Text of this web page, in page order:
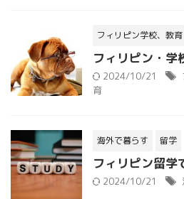
フィリピン学校、教育
フィリピン・
2024/10/21
育
海外で暮らす 留学
フィリピン留学
2024/10/21